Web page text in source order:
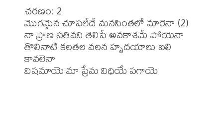
చరణం: 2
మొగమైన చూపలేదే మనసింతలో మారెనా (2)
నా ప్రాణ సతివని తెలిపే అవకాశమే పోయెనా
తొలినాటి కలతల వలన హృదయాలు బలి
కావలెనా
విషమాయె మా ప్రేమ విధియే పగాయె